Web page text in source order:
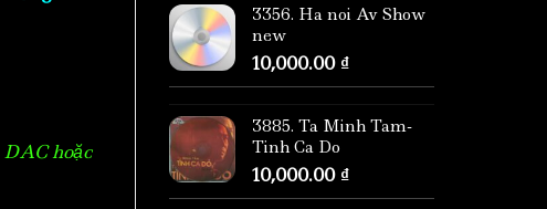
3356. Ha noi Av Show
new
10,000.00 ₫
3885. Ta Minh Tam-
Tinh Ca Do
10,000.00 ₫
hoặc